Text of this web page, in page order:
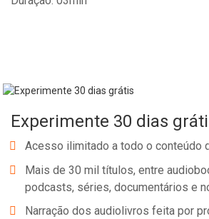
Experimente 30 dias
Acesso ilimitado a todo o conteúdo
Mais de 30 mil títulos, entre
podcasts, séries, documentários e
Narração dos audiolivros feita por